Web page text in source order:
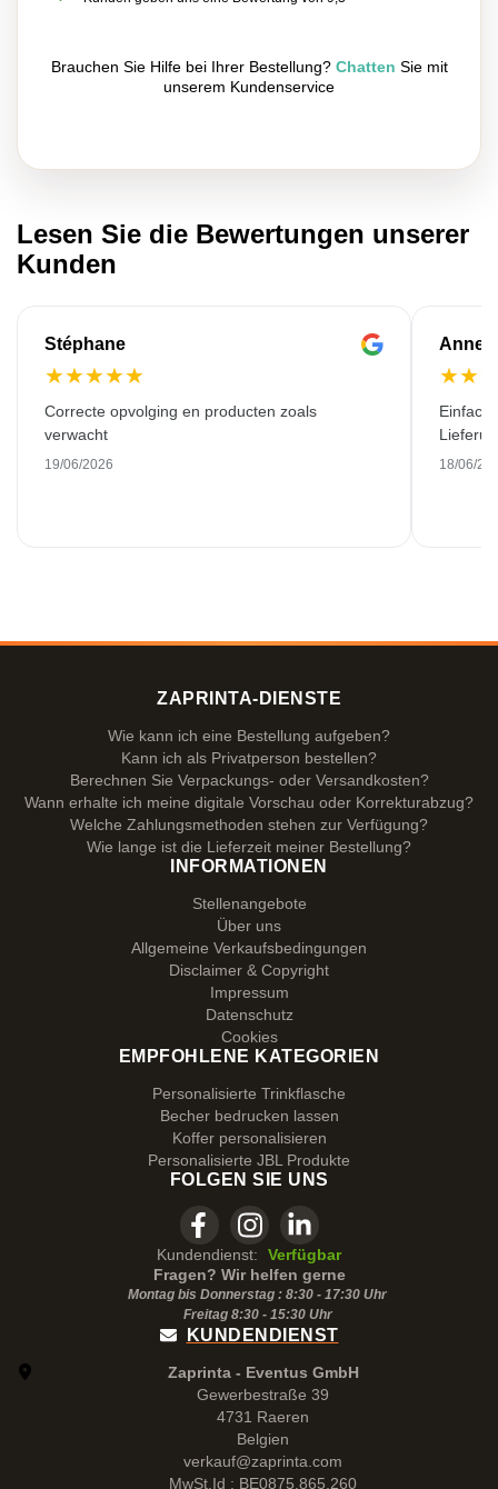
Brauchen Sie Hilfe bei Ihrer Bestellung? Chatten Sie mit
unserem Kundenservice
Lesen Sie die Bewertungen unserer
Kunden
Stéphane
★★★★★
Correcte opvolging en producten zoals
verwacht
19/06/2026
Anne-
★★
18/06/
ZAPRINTA-DIENSTE
Wie kann ich eine Bestellung aufgeben?
Kann ich als Privatperson bestellen?
Berechnen Sie Verpackungs- oder Versandkosten?
Wann erhalte ich meine digitale Vorschau oder Korrekturabzug?
Welche Zahlungsmethoden stehen zur Verfügung?
Wie lange ist die Lieferzeit meiner Bestellung?
INFORMATIONEN
Stellenangebote
Über uns
Allgemeine Verkaufsbedingungen
Disclaimer & Copyright
Impressum
Datenschutz
Cookies
EMPFOHLENE KATEGORIEN
Personalisierte Trinkflasche
Becher bedrucken lassen
Koffer personalisieren
Personalisierte JBL Produkte
FOLGEN SIE UNS
Kundendienst:
Verfügbar
Fragen? Wir helfen gerne
Montag bis Donnerstag : 8:30 - 17:30 Uhr
Freitag 8:30 - 15:30Uhr
KUNDENDIENST
Zaprinta - Eventus GmbH
Gewerbestraße 39
4731 Raeren
Belgien
verkauf@zaprinta.com
MwSt.Id : BE0875.865.260